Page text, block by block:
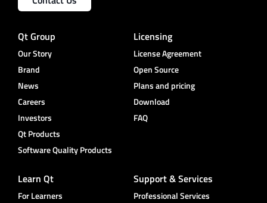
Qt Group
Our Story
Brand
News
Careers
Investors
Qt Products
Software Quality Products
Licensing
License Agreement
Open Source
Plans and pricing
Download
FAQ
Learn Qt
For Learners
Support & Services
Professional Services